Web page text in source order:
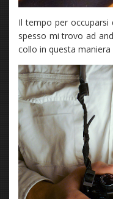
Il tempo per occuparsi
spesso mi trovo ad
collo in questa maniera